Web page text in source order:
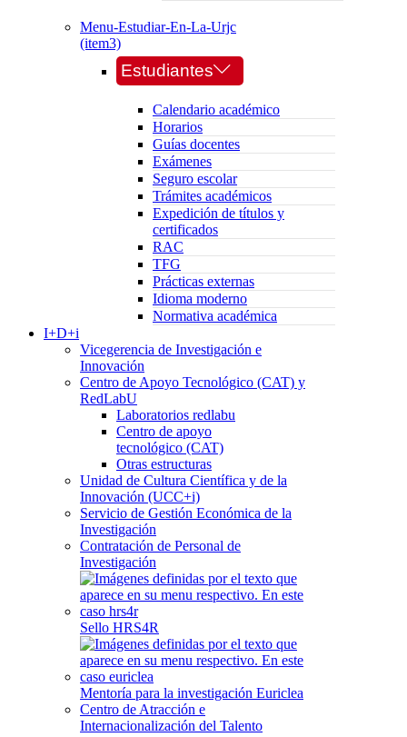
Menu-Estudiar-En-La-Urjc
(item3)
Estudiantes
Calendario académico
Horarios
Guías docentes
Exámenes
Seguro escolar
Trámites académicos
Expedición de títulos y
certificados
RAC
TFG
Prácticas externas
Idioma moderno
Normativa académica
I+D+i
Vicegerencia de Investigación e
Innovación
Centro de Apoyo Tecnológico (CAT) y
RedLabU
Laboratorios redlabu
Centro de apoyo
tecnológico (CAT)
Otras estructuras
Unidad de Cultura Científica y de la
Innovación (UCC+i)
Servicio de Gestión Económica de la
Investigación
Contratación de Personal de
Investigación
Sello HRS4R
Mentoría para la investigación Euriclea
Centro de Atracción e
Internacionalización del Talento